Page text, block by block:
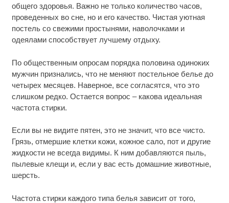
общего здоровья. Важно не только количество часов,
проведенных во сне, но и его качество. Чистая уютная
постель со свежими простынями, наволочками и
одеялами способствует лучшему отдыху.
По общественным опросам порядка половина одиноких
мужчин признались, что не меняют постельное белье до
четырех месяцев. Наверное, все согласятся, что это
слишком редко. Остается вопрос – какова идеальная
частота стирки.
Если вы не видите пятен, это не значит, что все чисто.
Грязь, отмершие клетки кожи, кожное сало, пот и другие
жидкости не всегда видимы. К ним добавляются пыль,
пылевые клещи и, если у вас есть домашние животные,
шерсть.
Частота стирки каждого типа белья зависит от того,